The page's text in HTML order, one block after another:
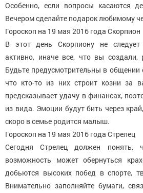
Особенно, если вопросы касаются
Вечером сделайте подарок любимому
Гороскоп на 19 мая 2016 года Скорпион
В этот день Скорпиону не следует
активно, иначе все, что вы создали,
Будьте предусмотрительны в
что кто-то из них строит козни за
предсказывает удачу в финансах,
из вида. Эмоции будут бить через
скоро в семье родится малыш.
Гороскоп на 19 мая 2016 года Стрелец
Сегодня Стрелец должен понять,
возможность может обернуться
добьются высоких побед в спорте,
Внимательно заполняйте бумаги,